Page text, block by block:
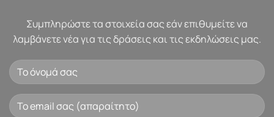
Συμπληρώστε τα στοιχεία σας εάν επιθυμείτε να
λαμβάνετε νέα για τις δράσεις και τις εκδηλώσεις μας.